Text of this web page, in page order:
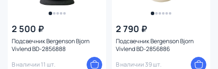
2 500 ₽
Подсвечник Bergenson Bjorn
Vivlend BD-2856888
В наличии 11 шт.
2 790 ₽
Подсвечник Bergenson Bjorn
Vivlend BD-2856886
В наличии 39 шт.